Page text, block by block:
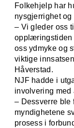
Folkehjelp har
nysgjerrighet
– Vi gleder oss
opplæringstiden
oss ydmyke og
viktige
Håverstad.
NJF hadde i
involvering med
– Dessverre ble
myndighetene
prosess i